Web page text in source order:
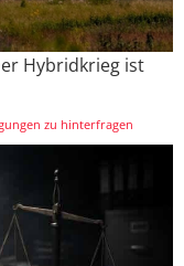
Hybridkrieg ist
zu hinterfragen